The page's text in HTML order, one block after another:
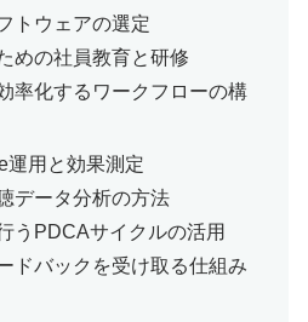
トウェアの選定
めの社員教育と研修
率化するワークフローの構
運用と効果測定
データ分析の方法
うPDCAサイクルの活用
ドバックを受け取る仕組み